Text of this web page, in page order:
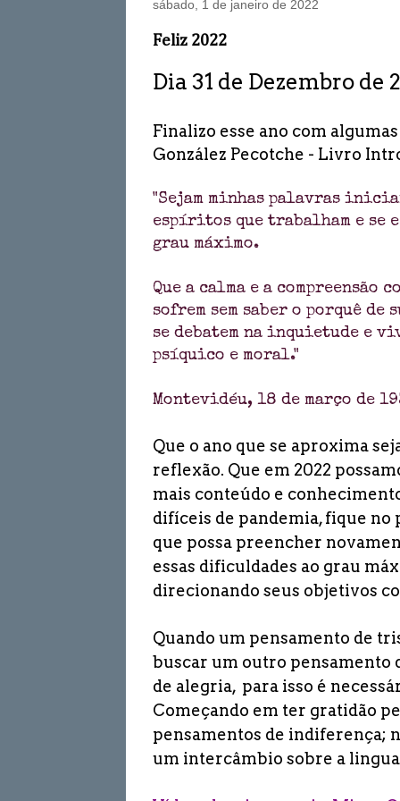
sábado, 1 de janeiro de 2022
Feliz 2022
Dia 31 de Dezembro de
Finalizo esse ano com
González Pecotche - Livro
"Sejam minhas palavras
espíritos que trabalham e se
grau máximo.
Que a calma e a
sofrem sem saber o porquê de
se debatem na inquietude e
psíquico e moral."
Montevidéu, 18 de março de
Que o ano que se aproxima
reflexão. Que em 2022
mais conteúdo e
difíceis de pandemia, fique no
que possa preencher
essas dificuldades ao grau
direcionando seus objetivos
Quando um pensamento de
buscar um outro pensamento
de alegria, para isso é
Começando em ter gratidão
pensamentos de indiferença;
um intercâmbio sobre a